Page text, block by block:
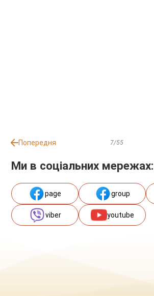
Попередня 7/55
Ми в соціальних мережах:
page group
viber youtube